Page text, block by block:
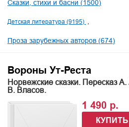
Сказки, стихи и басни (1500)
Детская литература (9195)
Проза зарубежных авторов (674)
Вороны Ут-Реста
Норвежские сказки. Пересказ
В. Власов.
1 490 р.
КУПИТЬ